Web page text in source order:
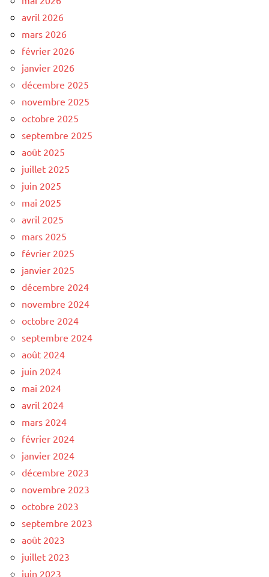
avril 2026
mars 2026
février 2026
janvier 2026
décembre 2025
novembre 2025
octobre 2025
septembre 2025
août 2025
juillet 2025
juin 2025
mai 2025
avril 2025
mars 2025
février 2025
janvier 2025
décembre 2024
novembre 2024
octobre 2024
septembre 2024
août 2024
juin 2024
mai 2024
avril 2024
mars 2024
février 2024
janvier 2024
décembre 2023
novembre 2023
octobre 2023
septembre 2023
août 2023
juillet 2023
juin 2023